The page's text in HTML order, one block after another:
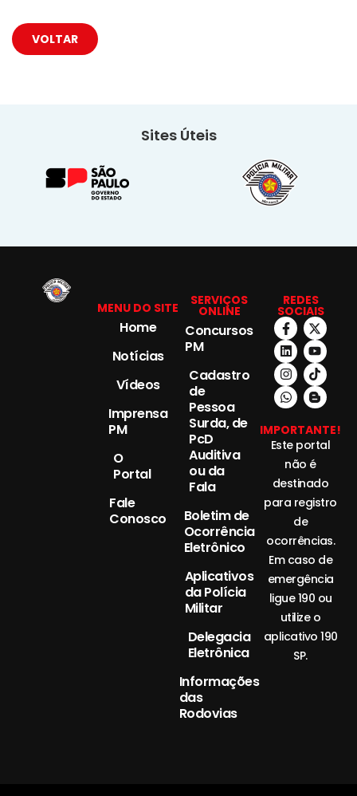
VOLTAR
Sites Úteis
MENU DO SITE
Home
Notícias
Vídeos
Imprensa
PM
O
Portal
Fale
Conosco
SERVIÇOS
ONLINE
Concursos
PM
Cadastro
de
Pessoa
Surda, de
PcD
Auditiva
ou da
Fala
Boletim de
Ocorrência
Eletrônico
Aplicativos
da Polícia
Militar
Delegacia
Eletrônica
Informações
das
Rodovias
REDES
SOCIAIS
IMPORTANTE!
Este portal
não é
destinado
para registro
de
ocorrências.
Em caso de
emergência
ligue 190 ou
utilize o
aplicativo 190
SP.